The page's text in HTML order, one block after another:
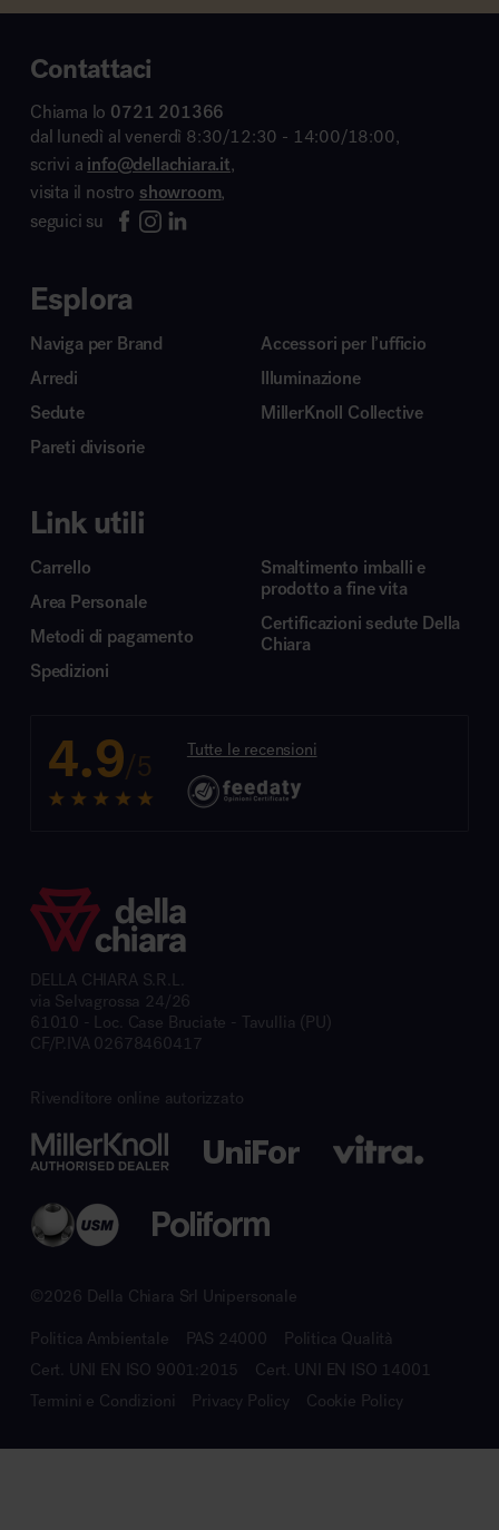
Contattaci
Chiama lo 0721 201366
dal lunedì al venerdì 8:30/12:30 - 14:00/18:00,
scrivi a info@dellachiara.it,
visita il nostro showroom,
seguici su
Esplora
Naviga per Brand
Arredi
Sedute
Pareti divisorie
Accessori per l’ufficio
Illuminazione
MillerKnoll Collective
Link utili
Carrello
Area Personale
Metodi di pagamento
Spedizioni
Smaltimento imballi e
prodotto a fine vita
Certificazioni sedute Della
Chiara
4.9/5 Tutte le recensioni
DELLA CHIARA S.R.L.
via Selvagrossa 24/26
61010 - Loc. Case Bruciate - Tavullia (PU)
CF/P.IVA 02678460417
Rivenditore online autorizzato
©2026 Della Chiara Srl Unipersonale
Politica Ambientale PAS 24000
Politica Qualità
Cert. UNI EN ISO 9001:2015
Cert. UNI EN ISO 14001
Termini e Condizioni
Privacy Policy Cookie Policy